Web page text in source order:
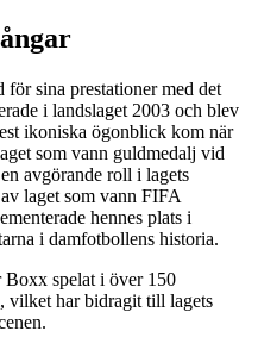
för sina prestationer med det
i landslaget 2003 och blev
ikoniska ögonblick kom när
som vann guldmedalj vid
avgörande roll i lagets
laget som vann FIFA
hennes plats i
i damfotbollens historia.
Boxx spelat i över 150
vilket har bidragit till lagets